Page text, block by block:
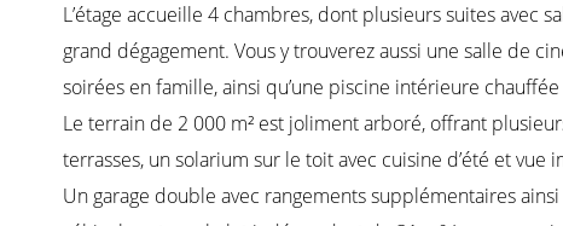
L’étage accueille 4 chambres, dont plusieurs suites avec
grand dégagement. Vous y trouverez aussi une salle de
soirées en famille, ainsi qu’une piscine intérieure
Le terrain de 2 000 m² est joliment arboré, offrant
terrasses, un solarium sur le toit avec cuisine d’été et vue
Un garage double avec rangements supplémentaires